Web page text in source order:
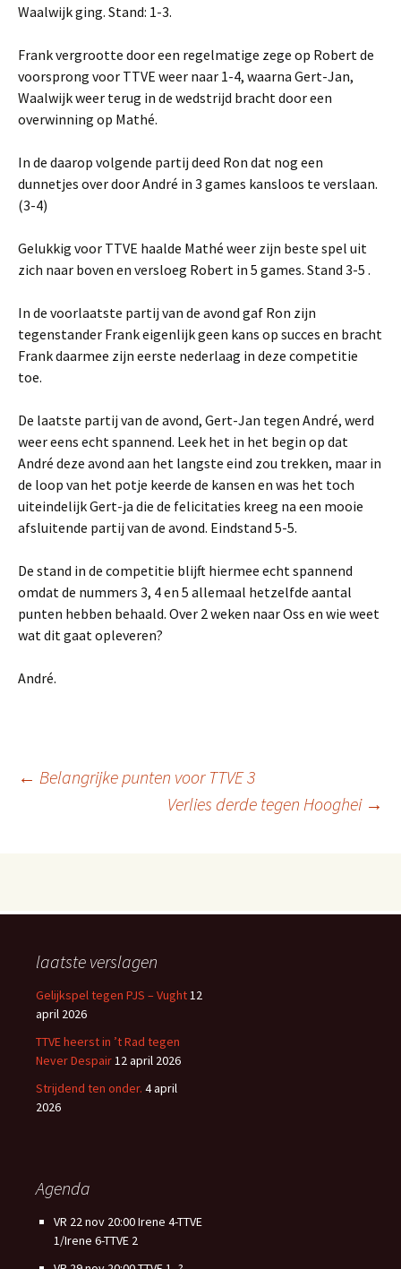
Waalwijk ging. Stand: 1-3.
Frank vergrootte door een regelmatige zege op Robert de
voorsprong voor TTVE weer naar 1-4, waarna Gert-Jan,
Waalwijk weer terug in de wedstrijd bracht door een
overwinning op Mathé.
In de daarop volgende partij deed Ron dat nog een
dunnetjes over door André in 3 games kansloos te verslaan.
(3-4)
Gelukkig voor TTVE haalde Mathé weer zijn beste spel uit
zich naar boven en versloeg Robert in 5 games. Stand 3-5 .
In de voorlaatste partij van de avond gaf Ron zijn
tegenstander Frank eigenlijk geen kans op succes en bracht
Frank daarmee zijn eerste nederlaag in deze competitie
toe.
De laatste partij van de avond, Gert-Jan tegen André, werd
weer eens echt spannend. Leek het in het begin op dat
André deze avond aan het langste eind zou trekken, maar in
de loop van het potje keerde de kansen en was het toch
uiteindelijk Gert-ja die de felicitaties kreeg na een mooie
afsluitende partij van de avond. Eindstand 5-5.
De stand in de competitie blijft hiermee echt spannend
omdat de nummers 3, 4 en 5 allemaal hetzelfde aantal
punten hebben behaald. Over 2 weken naar Oss en wie weet
wat dit gaat opleveren?
André.
Berichtnavigatie
← Belangrijke punten voor TTVE 3
Verlies derde tegen Hooghei →
laatste verslagen
Gelijkspel tegen PJS – Vught12
april 2026
TTVE heerst in ’t Rad tegen
Never Despair12 april 2026
Strijdend ten onder. 4 april
2026
Agenda
VR 22 nov 20:00 Irene 4-TTVE
1/Irene 6-TTVE 2